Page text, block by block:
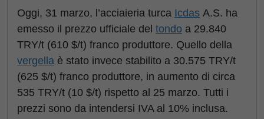
Oggi, 31 marzo, l’acciaieria turca Icdas A.S. ha
emesso il prezzo ufficiale del tondo a 29.840
TRY/t (610 $/t) franco produttore. Quello della
vergella è stato invece stabilito a 30.575 TRY/t
(625 $/t) franco produttore, in aumento di circa
535 TRY/t (10 $/t) rispetto al 25 marzo. Tutti i
prezzi sono da intendersi IVA al 10% inclusa.